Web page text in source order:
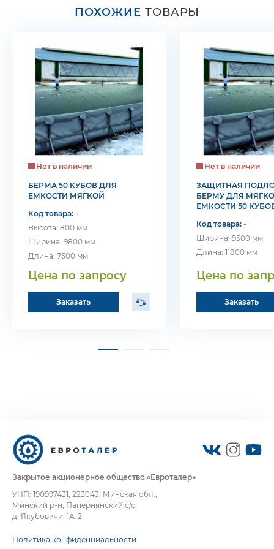
ПОХОЖИЕ ТОВАРЫ
Нет в наличии
БЕРМА 50 КУБОВ ДЛЯ
ЕМКОСТИ МЯГКОЙ
Код товара:-
Высота: 800 мм
Ширина: 9800 мм
Длина: 7500 мм
Цена по запросу
Заказать
Нет в наличии
ЗАЩИТНАЯ
БЕРМУ ДЛЯ
ЕМКОСТИ 50
Код товара:-
Ширина: 9500 мм
Длина: 11800 мм
Цена по
Заказать
Закрытое акционерное общество «Евроталер»
УНП: 190997431, 223043, Минская обл.,
Минский р-н, Папернянский с/с,
д. Якубовичи, 1А-2
Политика конфиденциальности